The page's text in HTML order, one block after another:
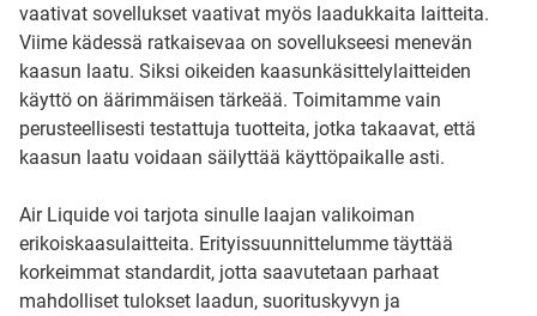
vaativat sovellukset vaativat myös laadukkaita laitteita.
Viime kädessä ratkaisevaa on sovellukseesi menevän
kaasun laatu. Siksi oikeiden kaasunkäsittelylaitteiden
käyttö on äärimmäisen tärkeää. Toimitamme vain
perusteellisesti testattuja tuotteita, jotka takaavat, että
kaasun laatu voidaan säilyttää käyttöpaikalle asti.
Air Liquide voi tarjota sinulle laajan valikoiman
erikoiskaasulaitteita. Erityissuunnittelumme täyttää
korkeimmat standardit, jotta saavutetaan parhaat
mahdolliset tulokset laadun, suorituskyvyn ja